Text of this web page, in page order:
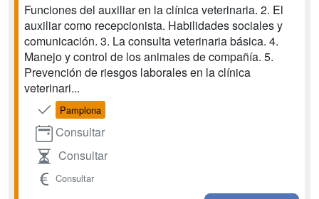
Funciones del auxiliar en la clínica veterinaria. 2. El
auxiliar como recepcionista. Habilidades sociales y
comunicación. 3. La consulta veterinaria básica. 4.
Manejo y control de los animales de compañía. 5.
Prevención de riesgos laborales en la clínica
veterinari...
Pamplona
Consultar
Consultar
Consultar